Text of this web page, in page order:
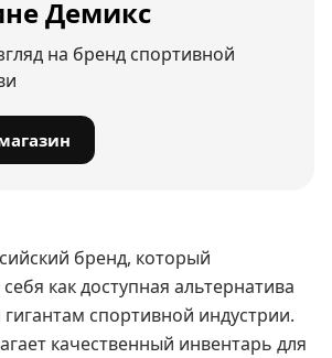
Демикс
на бренд спортивной
бренд, который
как доступная альтернатива
спортивной индустрии.
качественный инвентарь для